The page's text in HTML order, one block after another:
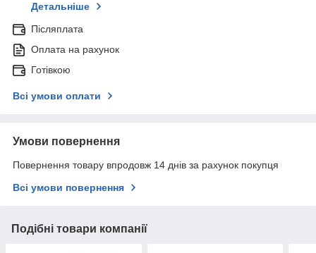
Детальніше
Післяплата
Оплата на рахунок
Готівкою
Всі умови оплати
Умови повернення
Повернення товару впродовж 14 днів за рахунок покупця
Всі умови повернення
Подібні товари компанії